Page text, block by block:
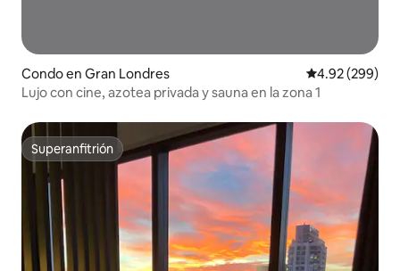
Condo en Gran Londres Calificación
4.92 (299)
Lujo con cine, azotea privada y sauna en la zona 1
Superanfitrión
Superanfitrión